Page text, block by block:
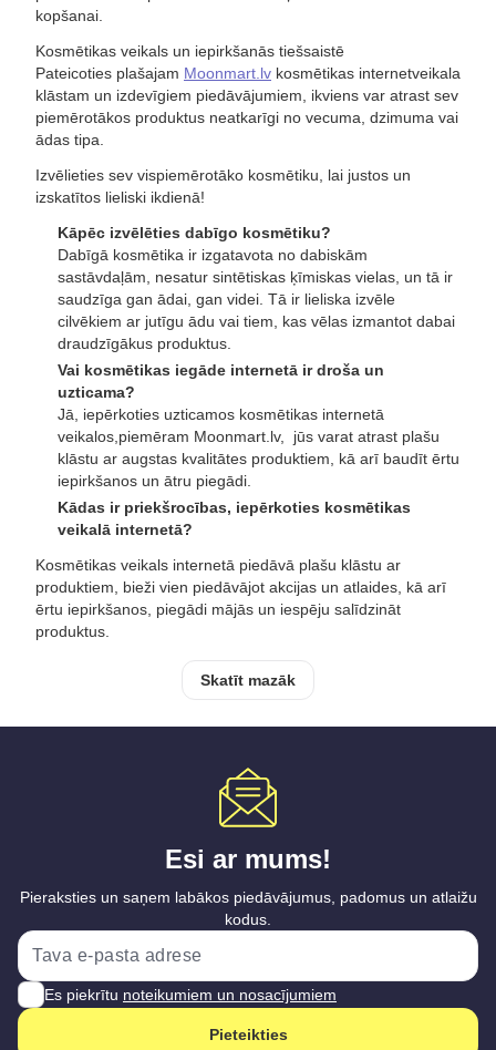
kopšanai.
Kosmētikas veikals un iepirkšanās tiešsaistē
Pateicoties plašajam Moonmart.lv kosmētikas internetveikala
klāstam un izdevīgiem piedāvājumiem, ikviens var atrast sev
piemērotākos produktus neatkarīgi no vecuma, dzimuma vai
ādas tipa.
Izvēlieties sev vispiemērotāko kosmētiku, lai justos un
izskatītos lieliski ikdienā!
Kāpēc izvēlēties dabīgo kosmētiku?
Dabīgā kosmētika ir izgatavota no dabiskām
sastāvdaļām, nesatur sintētiskas ķīmiskas vielas, un tā ir
saudzīga gan ādai, gan videi. Tā ir lieliska izvēle
cilvēkiem ar jutīgu ādu vai tiem, kas vēlas izmantot dabai
draudzīgākus produktus.
Vai kosmētikas iegāde internetā ir droša un
uzticama?
Jā, iepērkoties uzticamos kosmētikas internetā
veikalos,piemēram Moonmart.lv, jūs varat atrast plašu
klāstu ar augstas kvalitātes produktiem, kā arī baudīt ērtu
iepirkšanos un ātru piegādi.
Kādas ir priekšrocības, iepērkoties kosmētikas
veikalā internetā?
Kosmētikas veikals internetā piedāvā plašu klāstu ar
produktiem, bieži vien piedāvājot akcijas un atlaides, kā arī
ērtu iepirkšanos, piegādi mājās un iespēju salīdzināt
produktus.
Skatīt mazāk
Esi ar mums!
Pieraksties un saņem labākos piedāvājumus, padomus un atlaižu
kodus.
Es piekrītu noteikumiem un nosacījumiem
Pieteikties